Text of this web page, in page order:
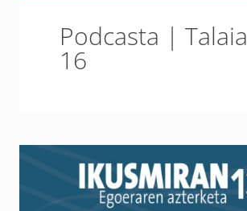
Podcasta | Talaia
16